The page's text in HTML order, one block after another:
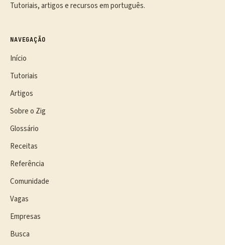
Tutoriais, artigos e recursos em português.
NAVEGAÇÃO
Início
Tutoriais
Artigos
Sobre o Zig
Glossário
Receitas
Referência
Comunidade
Vagas
Empresas
Busca